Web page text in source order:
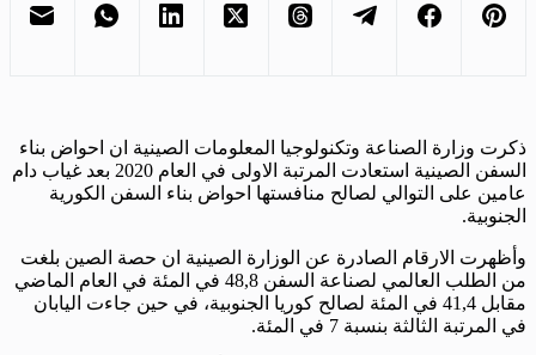
ذكرت وزارة الصناعة وتكنولوجيا المعلومات الصينية ان احواض بناء
السفن الصينية استعادت المرتبة الاولى في العام 2020 بعد غياب دام
عامين على التوالي لصالح منافستها احواض بناء السفن الكورية
الجنوبية.
وأظهرت الارقام الصادرة عن الوزارة الصينية ان حصة الصين بلغت
من الطلب العالمي لصناعة السفن 48,8 في المئة في العام الماضي
مقابل 41,4 في المئة لصالح كوريا الجنوبية، في حين جاءت اليابان
في المرتبة الثالثة بنسبة 7 في المئة.